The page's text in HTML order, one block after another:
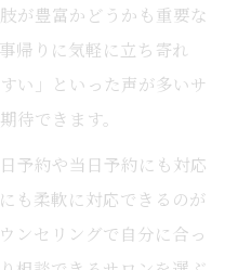
が豊富かどうかも重要な
帰りに気軽に立ち寄れ
い」といった声が多いサ
待できます。
予約や当日予約にも対応
も柔軟に対応できるのが
ンセリングで自分に合っ